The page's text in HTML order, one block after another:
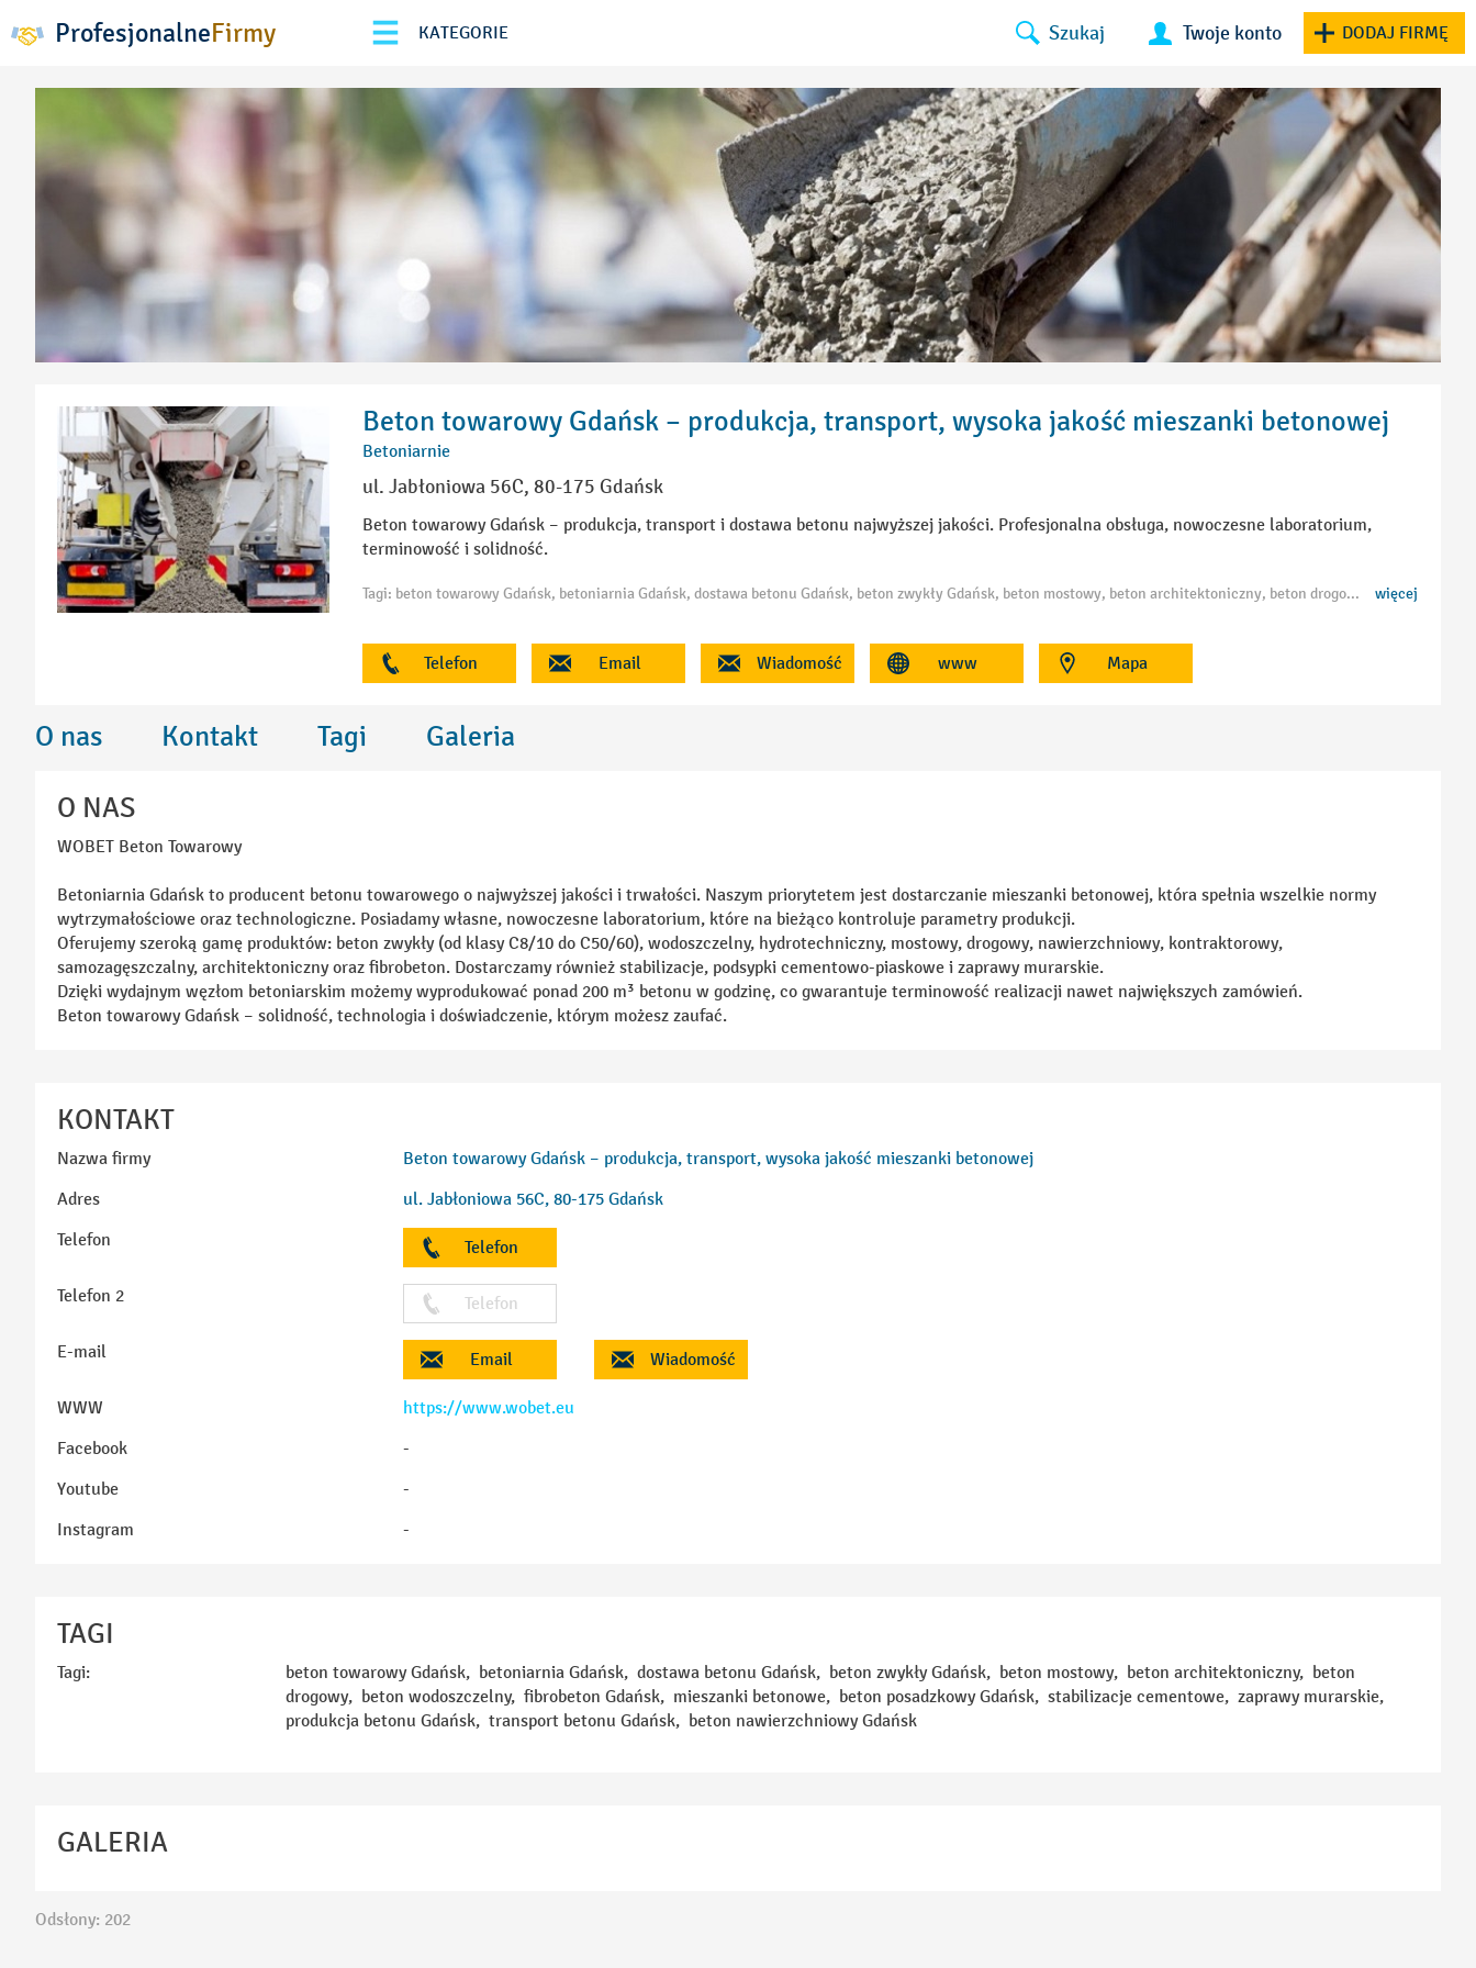
ProfesjonalneFirmy KATEGORIE Szukaj Twoje konto DODAJ FIRMĘ
Beton towarowy Gdańsk – produkcja, transport, wysoka jakość mieszanki betonowej
Betoniarnie
ul. Jabłoniowa 56C, 80-175 Gdańsk
Beton towarowy Gdańsk – produkcja, transport i dostawa betonu najwyższej jakości. Profesjonalna obsługa, nowoczesne laboratorium,
terminowość i solidność.
Tagi: beton towarowy Gdańsk, betoniarnia Gdańsk, dostawa betonu Gdańsk, beton zwykły Gdańsk, beton mostowy, beton architektoniczny, beton drogowy, beton wodoszczelny, fibrobeton Gdańsk, mieszanki betonowe, beton posadzkowy Gdańsk, stabilizacje cementowe, zaprawy murarskie, produkcja betonu Gdańsk, transport betonu Gdańsk, beton nawierzchniowy Gdańsk więcej
Telefon Email Wiadomość www Mapa
O nas Kontakt Tagi Galeria
O NAS
WOBET Beton Towarowy
Betoniarnia Gdańsk to producent betonu towarowego o najwyższej jakości i trwałości. Naszym priorytetem jest dostarczanie mieszanki betonowej, która spełnia wszelkie normy
wytrzymałościowe oraz technologiczne. Posiadamy własne, nowoczesne laboratorium, które na bieżąco kontroluje parametry produkcji.
Oferujemy szeroką gamę produktów: beton zwykły (od klasy C8/10 do C50/60), wodoszczelny, hydrotechniczny, mostowy, drogowy, nawierzchniowy, kontraktorowy,
samozagęszczalny, architektoniczny oraz fibrobeton. Dostarczamy również stabilizacje, podsypki cementowo-piaskowe i zaprawy murarskie.
Dzięki wydajnym węzłom betoniarskim możemy wyprodukować ponad 200 m³ betonu w godzinę, co gwarantuje terminowość realizacji nawet największych zamówień.
Beton towarowy Gdańsk – solidność, technologia i doświadczenie, którym możesz zaufać.
KONTAKT
Nazwa firmy
Beton towarowy Gdańsk – produkcja, transport, wysoka jakość mieszanki betonowej
Adres
ul. Jabłoniowa 56C, 80-175 Gdańsk
Telefon
Telefon
Telefon 2 Telefon
E-mail Email Wiadomość
WWW
https://www.wobet.eu
Facebook
-
Youtube
-
Instagram
-
TAGI
Tagi:
beton towarowy Gdańsk, betoniarnia Gdańsk, dostawa betonu Gdańsk, beton zwykły Gdańsk, beton mostowy, beton architektoniczny, beton
drogowy, beton wodoszczelny, fibrobeton Gdańsk, mieszanki betonowe, beton posadzkowy Gdańsk, stabilizacje cementowe, zaprawy murarskie,
produkcja betonu Gdańsk, transport betonu Gdańsk, beton nawierzchniowy Gdańsk
GALERIA
Odsłony: 202